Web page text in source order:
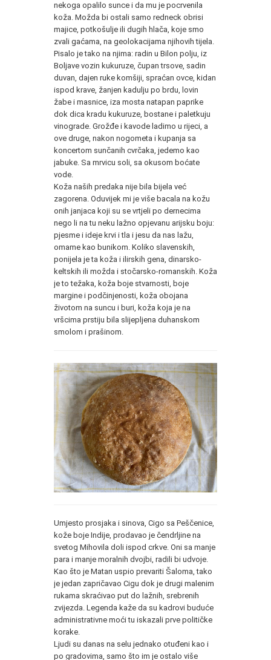
nekoga opalilo sunce i da mu je pocrvenila
koža. Možda bi ostali samo redneck obrisi
majice, potkošulje ili dugih hlača, koje smo
zvali gaćama, na geolokacijama njihovih tijela.
Pisalo je tako na njima: radin u Bilon polju, iz
Boljave vozin kukuruze, čupan trsove, sadin
duvan, dajen ruke komšiji, spraćan ovce, kidan
ispod krave, žanjen kadulju po brdu, lovin
žabe i masnice, iza mosta natapan paprike
dok dica kradu kukuruze, bostane i paletkuju
vinograde. Grožđe i kavode ladimo u rijeci, a
ove druge, nakon nogometa i kupanja sa
koncertom sunčanih cvrčaka, jedemo kao
jabuke. Sa mrvicu soli, sa okusom boćate
vode.
Koža naših predaka nije bila bijela već
zagorena. Oduvijek mi je više bacala na kožu
onih janjaca koji su se vrtjeli po dernecima
nego li na tu neku lažno opjevanu arijsku boju:
pjesme i ideje krvi i tla i jesu da nas lažu,
omame kao bunikom. Koliko slavenskih,
ponijela je ta koža i ilirskih gena, dinarsko-
keltskih ili možda i stočarsko-romanskih. Koža
je to težaka, koža boje stvarnosti, boje
margine i podčinjenosti, koža obojana
životom na suncu i buri, koža koja je na
vršcima prstiju bila slijepljena duhanskom
smolom i prašinom.
Umjesto prosjaka i sinova, Cigo sa Peščenice,
kože boje Indije, prodavao je čendrljine na
svetog Mihovila doli ispod crkve. Oni sa manje
para i manje moralnih dvojbi, radili bi udvoje.
Kao što je Matan uspio prevariti Šaloma, tako
je jedan zapričavao Cigu dok je drugi malenim
rukama skraćivao put do lažnih, srebrenih
zvijezda. Legenda kaže da su kadrovi buduće
administrativne moći tu iskazali prve političke
korake.
Ljudi su danas na selu jednako otuđeni kao i
po gradovima, samo što im je ostalo više